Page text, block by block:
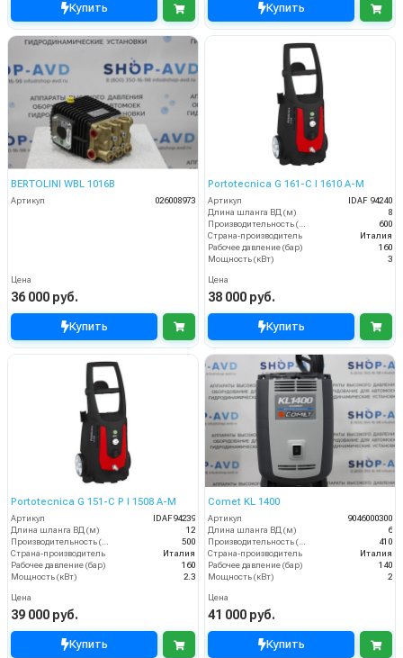
Купить Купить
BERTOLINI WBL 1016B
Артикул 026008973
Цена
36 000 руб.
Купить
Portotecnica G 161-C I 1610 A-M
Артикул
IDAF 94240
Длина шланга ВД (м)
8
600
Страна-производитель
Италия
Рабочее давление (бар)
160
Мощность (кВт)
3
Цена
38 000 руб.
Купить
Portotecnica G 151-C P I 1508 A-M
Артикул
IDAF94239
Длина шланга ВД (м)
12
Производительность (л/ч)
500
Страна-производитель
Италия
Рабочее давление (бар)
160
Мощность (кВт)
2.3
Цена
39 000 руб.
Купить
Comet KL 1400
Артикул
9046000300
Длина шланга ВД (м)
6
Производительность (л/ч)
410
Страна-производитель
Италия
Рабочее давление (бар)
140
Мощность (кВт)
2
Цена
41 000 руб.
Купить